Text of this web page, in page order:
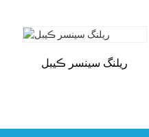
ريلنگ سينسر ڪيبل